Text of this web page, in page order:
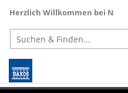
Herzlich Willkommen bei